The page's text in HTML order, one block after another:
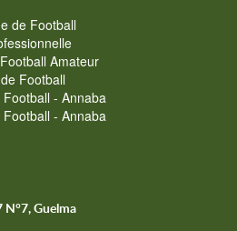
de Football
Amateur
Football
- Annaba
- Annaba
N°7, Guelma